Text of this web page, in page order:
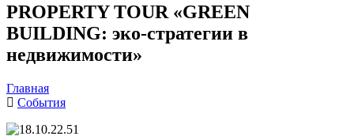
PROPERTY TOUR «GREEN
BUILDING: эко-стратегии в
недвижимости»
Главная
События